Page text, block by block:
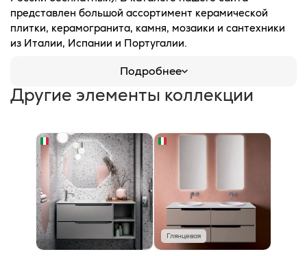
представлен большой ассортимент керамической
плитки, керамогранита, камня, мозаики и сантехники
из Италии, Испании и Португалии.
Подробнее
Другие элементы коллекции
Глянцевая